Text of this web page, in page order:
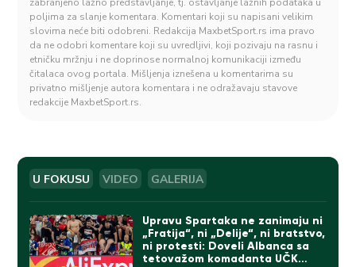
poljima za slanje komentara. Komentari koji su napisani velikim
slovima neće biti odobreni. Redakcija MaxbetSport.rs ima pravo
da ne odobri komentare koji su uvredljivi, koji pozivaju na rasnu i
etničku mržnju i ne doprinose normalnoj komunikaciji između
čitalaca ovog portala. Mišljenja iznešena u komentarima su
privatno mišljenje autora komentara i ne odražavaju stavove
redakcije MaxbetSport.rs.
U FOKUSU VIDEO GALERIJA
Upravu Spartaka ne zanimaju ni
„Fratija“, ni „Delije“, ni bratstvo,
ni protesti: Doveli Albanca sa
tetovažom komadanta UČK